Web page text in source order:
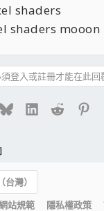
shaders
shaders mooon
登入或註冊才能在此回
BlueskyLinkedIn
Reddit
灣）
站規範 隱私權政策